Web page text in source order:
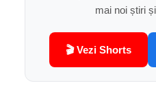
mai noi știri
🎬 Vezi Shorts